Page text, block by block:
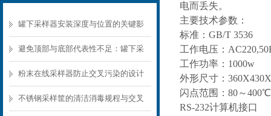
罐下采样器安装深度与位置的关键影
响
避免顶部与底部代表性不足：罐下采
样器结构选型要点
粉末在线采样器防止交叉污染的设计
要点
不锈钢采样筐的清洁消毒规程与交叉
电而丢失。
主要技术参数：
标准：GB/T 3536
工作电压：
工作功率：1000w
外形尺寸：
闪点范围：80～400℃
RS-232计算机接口